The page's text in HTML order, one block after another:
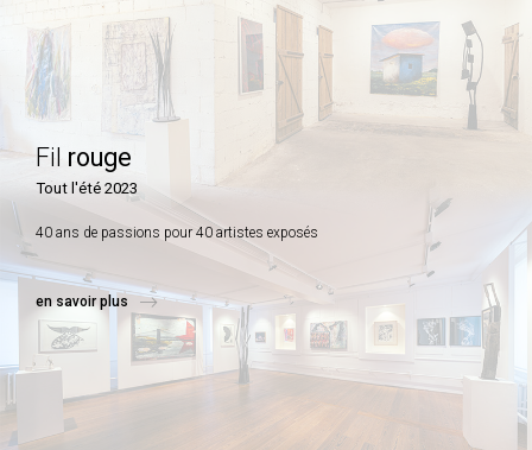
Fil rouge
Tout l'été 2023
40 ans de passions pour 40 artistes exposés
en savoir plus